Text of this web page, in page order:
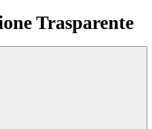
Trasparente